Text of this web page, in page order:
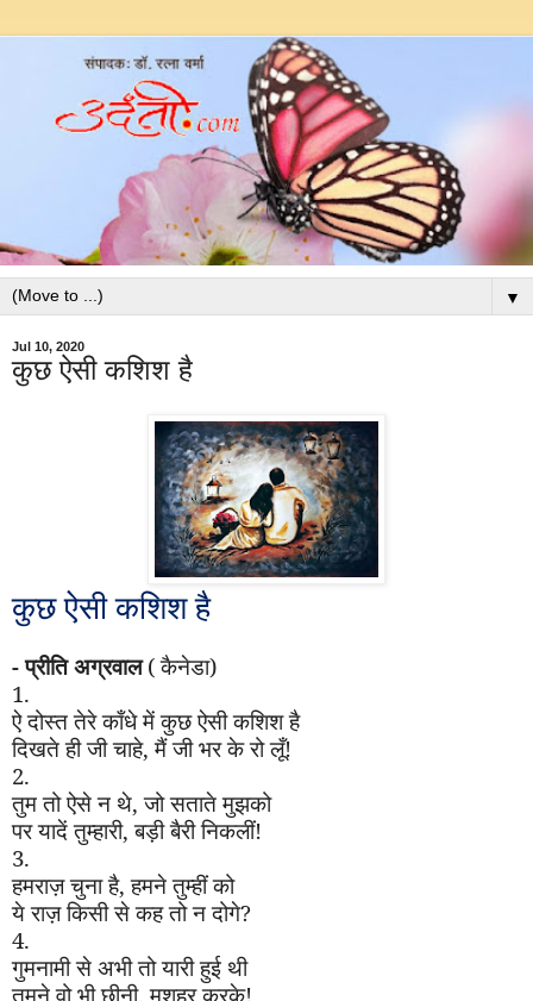
▼
Jul 10, 2020
कुछ ऐसी कशिश है
कुछ ऐसी कशिश है
- प्रीति अग्रवाल( कैनेडा)
1.
ऐ दोस्त तेरे काँधे में कुछ ऐसी कशिश है
दिखते ही जी चाहे,मैं जी भर के रो लूँ!
2.
तुम तो ऐसे न थे,जो सताते मुझको
पर यादें तुम्हारी,बड़ी बैरी निकलीं!
3.
हमराज़ चुना है,हमने तुम्हीं को
ये राज़ किसी से कह तो न दोगे?
4.
गुमनामी से अभी तो यारी हुई थी
तुमने वो भी छीनी,मशहूर करके!